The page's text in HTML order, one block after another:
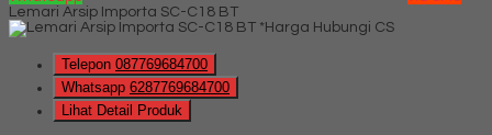
Lemari Arsip Importa SC-C18 BT
*Harga Hubungi CS
Telepon 087769684700
Whatsapp 6287769684700
Lihat Detail Produk